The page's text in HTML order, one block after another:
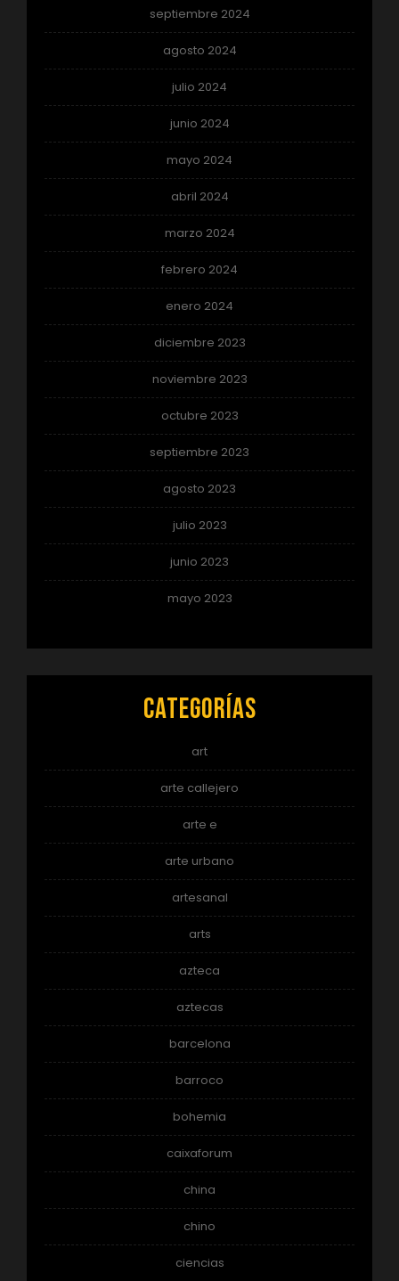
septiembre 2024
agosto 2024
julio 2024
junio 2024
mayo 2024
abril 2024
marzo 2024
febrero 2024
enero 2024
diciembre 2023
noviembre 2023
octubre 2023
septiembre 2023
agosto 2023
julio 2023
junio 2023
mayo 2023
Categorías
art
arte callejero
arte e
arte urbano
artesanal
arts
azteca
aztecas
barcelona
barroco
bohemia
caixaforum
china
chino
ciencias